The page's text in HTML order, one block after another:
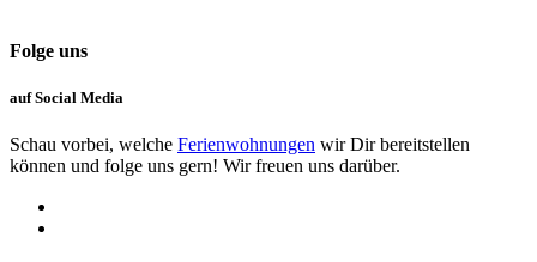
Folge uns
auf Social Media
Schau vorbei, welche Ferienwohnungen wir Dir bereitstellen
können und folge uns gern! Wir freuen uns darüber.